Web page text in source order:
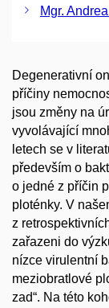
Mgr.
Degenerativní
příčiny
jsou změny na
vyvolávající
letech se v
především o
o jedné z příčin
ploténky. V
z
zařazeni do
nízce virulentní
meziobratlové
zad“. Na této